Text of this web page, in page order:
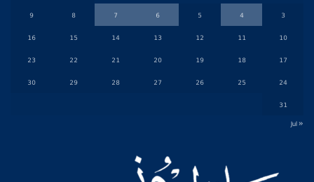
3
4
5
6
7
8
9
10
11
12
13
14
15
16
17
18
19
20
21
22
23
24
25
26
27
28
29
30
31
« Jul